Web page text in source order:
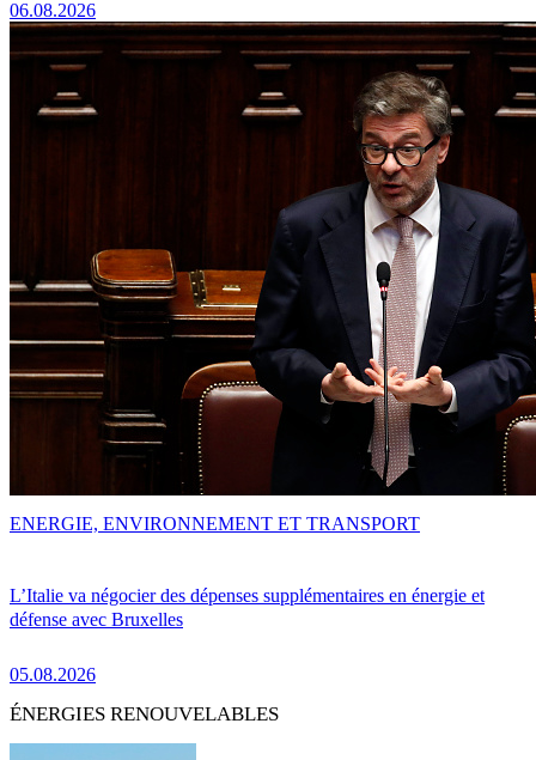
06.08.2026
L’Italie va négocier des dépenses supplémentaires en énergie et
défense avec Bruxelles
05.08.2026
ENERGIE, ENVIRONNEMENT ET TRANSPORT
ÉNERGIES RENOUVELABLES